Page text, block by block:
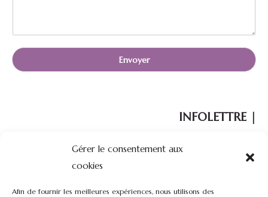
Gérer le consentement aux
cookies
Afin de fournir les meilleures expériences, nous utilisons des
*
Envoyer
INFOLETTRE |